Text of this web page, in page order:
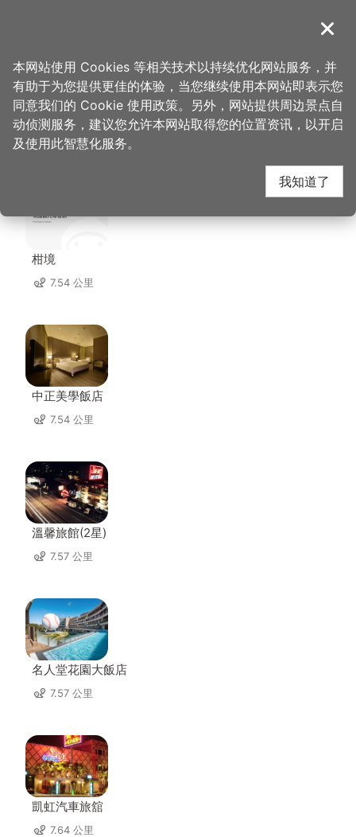
導覽
首页 > 想去的地方 > 住宿 > 巷里闲
巷里闲 周边住宿
柑境
7.54 公里
中正美學飯店
7.54 公里
溫馨旅館(2星)
7.57 公里
名人堂花園大飯店
7.57 公里
凱虹汽車旅舘
7.64 公里
关闭
本网站使用 Cookies 等相关技术以持续优化网站服务，并
有助于为您提供更佳的体验，当您继续使用本网站即表示您
同意我们的 Cookie 使用政策。另外，网站提供周边景点自
动侦测服务，建议您允许本网站取得您的位置资讯，以开启
及使用此智慧化服务。
我知道了